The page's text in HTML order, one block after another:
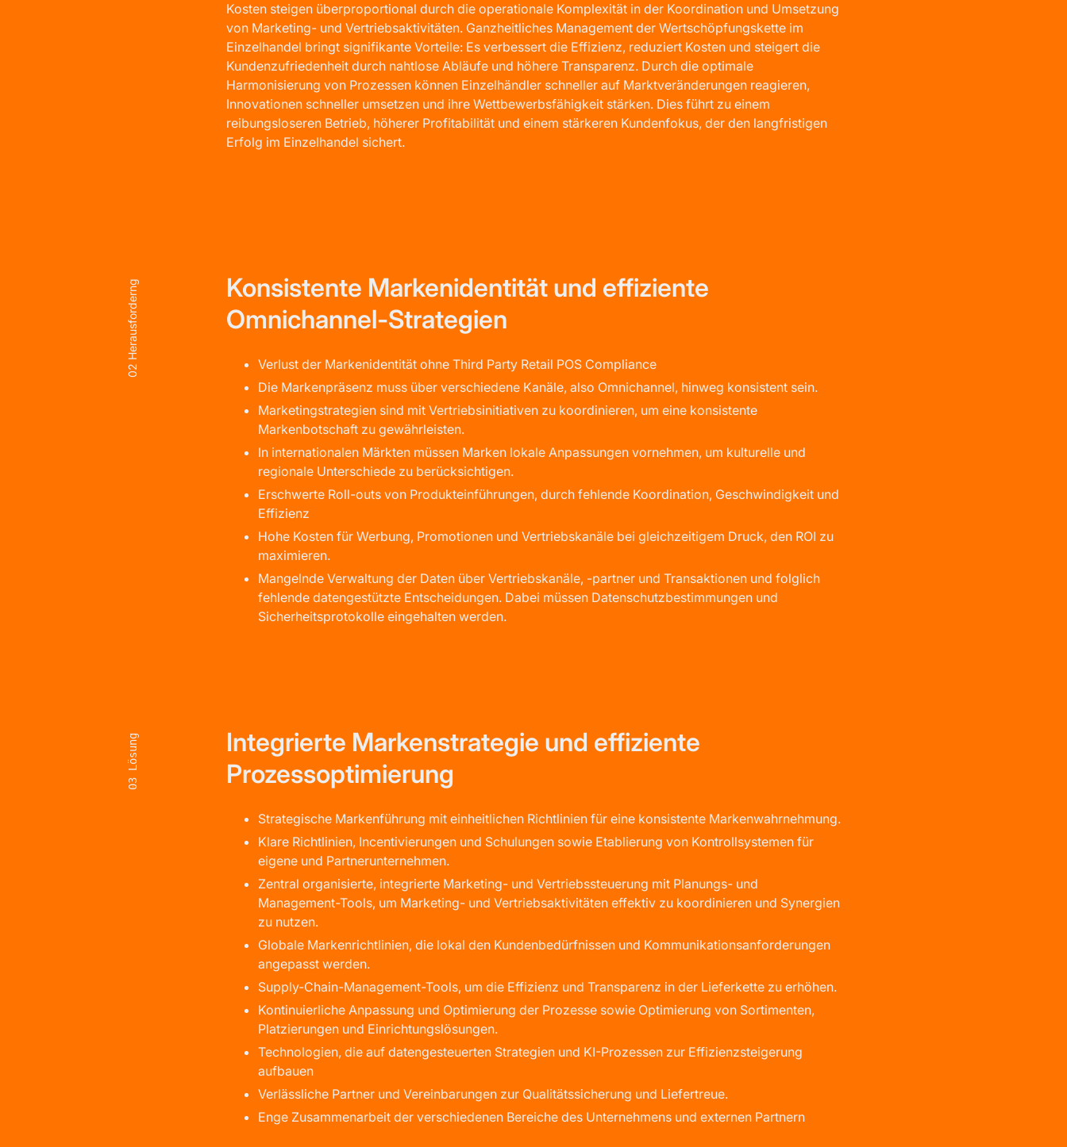
Kosten steigen überproportional durch die operationale Komplexität in der Koordination und Umsetzung
von Marketing- und Vertriebsaktivitäten. Ganzheitliches Management der Wertschöpfungskette im
Einzelhandel bringt signifikante Vorteile: Es verbessert die Effizienz, reduziert Kosten und steigert die
Kundenzufriedenheit durch nahtlose Abläufe und höhere Transparenz. Durch die optimale
Harmonisierung von Prozessen können Einzelhändler schneller auf Marktveränderungen reagieren,
Innovationen schneller umsetzen und ihre Wettbewerbsfähigkeit stärken. Dies führt zu einem
reibungsloseren Betrieb, höherer Profitabilität und einem stärkeren Kundenfokus, der den langfristigen
Erfolg im Einzelhandel sichert.
02 Herausforderng
Konsistente Markenidentität und effiziente
Omnichannel-Strategien
Verlust der Markenidentität ohne Third Party Retail POS Compliance
Die Markenpräsenz muss über verschiedene Kanäle, also Omnichannel, hinweg konsistent sein.
Marketingstrategien sind mit Vertriebsinitiativen zu koordinieren, um eine konsistente
Markenbotschaft zu gewährleisten.
In internationalen Märkten müssen Marken lokale Anpassungen vornehmen, um kulturelle und
regionale Unterschiede zu berücksichtigen.
Erschwerte Roll-outs von Produkteinführungen, durch fehlende Koordination, Geschwindigkeit und
Effizienz
Hohe Kosten für Werbung, Promotionen und Vertriebskanäle bei gleichzeitigem Druck, den ROI zu
maximieren.
Mangelnde Verwaltung der Daten über Vertriebskanäle, -partner und Transaktionen und folglich
fehlende datengestützte Entscheidungen. Dabei müssen Datenschutzbestimmungen und
Sicherheitsprotokolle eingehalten werden.
03
Lösung
Integrierte Markenstrategie und effiziente
Prozessoptimierung
Strategische Markenführung mit einheitlichen Richtlinien für eine konsistente Markenwahrnehmung.
Klare Richtlinien, Incentivierungen und Schulungen sowie Etablierung von Kontrollsystemen für
eigene und Partnerunternehmen.
Zentral organisierte, integrierte Marketing- und Vertriebssteuerung mit Planungs- und
Management-Tools, um Marketing- und Vertriebsaktivitäten effektiv zu koordinieren und Synergien
zu nutzen.
Globale Markenrichtlinien, die lokal den Kundenbedürfnissen und Kommunikationsanforderungen
angepasst werden.
Supply-Chain-Management-Tools, um die Effizienz und Transparenz in der Lieferkette zu erhöhen.
Kontinuierliche Anpassung und Optimierung der Prozesse sowie Optimierung von Sortimenten,
Platzierungen und Einrichtungslösungen.
Technologien, die auf datengesteuerten Strategien und KI-Prozessen zur Effizienzsteigerung
aufbauen
Verlässliche Partner und Vereinbarungen zur Qualitätssicherung und Liefertreue.
Enge Zusammenarbeit der verschiedenen Bereiche des Unternehmens und externen Partnern